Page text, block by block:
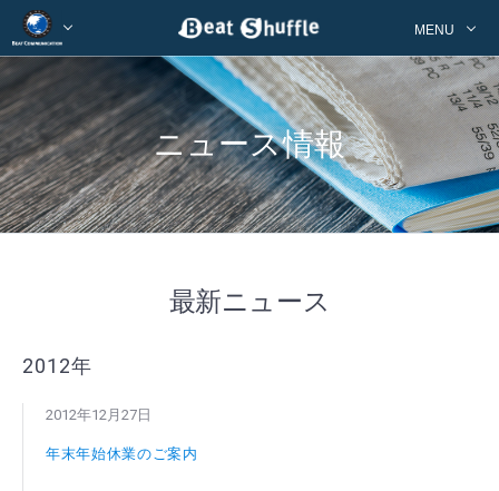
MENU
ニュース情報
最新ニュース
2012年
2012年12月27日
年末年始休業のご案内